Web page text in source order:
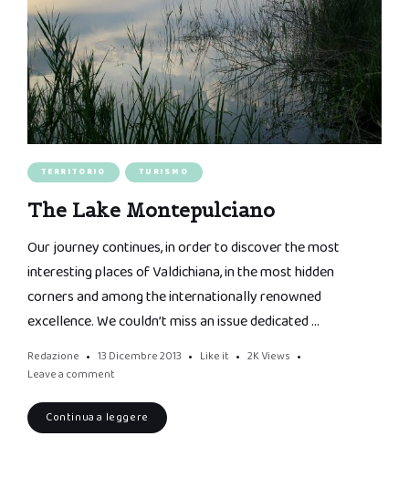
TERRITORIO TURISMO
The Lake Montepulciano
Our journey continues, in order to discover the most
interesting places of Valdichiana, in the most hidden
corners and among the internationally renowned
excellence. We couldn’t miss an issue dedicated …
Redazione 13 Dicembre 2013 Like it 2K Views
Leave a comment
Continua a leggere